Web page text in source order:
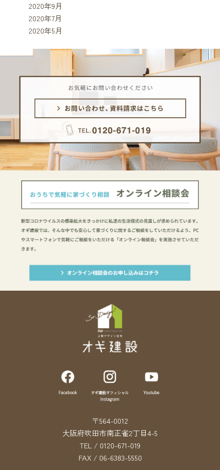
2020年9月
2020年7月
2020年5月
〒564-0012
大阪府吹田市南正雀2丁目4-5
TEL / 0120-671-019
FAX / 06-6383-5550